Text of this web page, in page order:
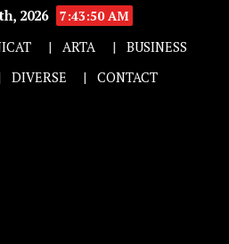
2026
7:43:50 AM
ARTA
BUSINESS
DIVERSE CONTACT